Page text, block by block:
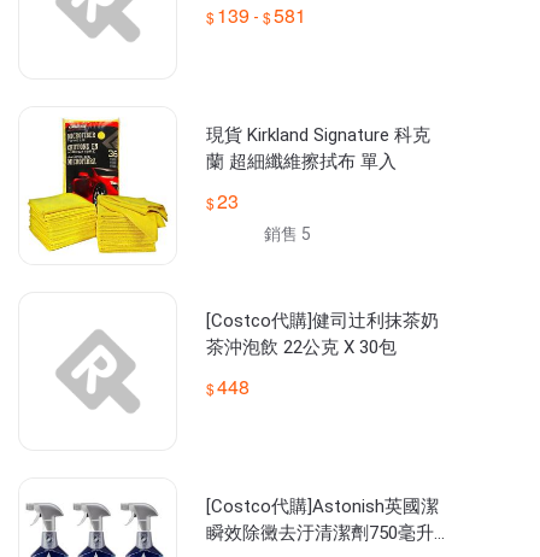
139 - 581
現貨 Kirkland Signature 科克
蘭 超細纖維擦拭布 單入
23
銷售 5
[Costco代購]健司辻利抹茶奶
茶沖泡飲 22公克 X 30包
448
[Costco代購]Astonish英國潔
瞬效除黴去汙清潔劑750毫升3